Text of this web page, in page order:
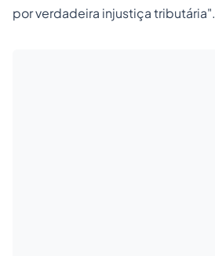
por verdadeira injustiça tributária".